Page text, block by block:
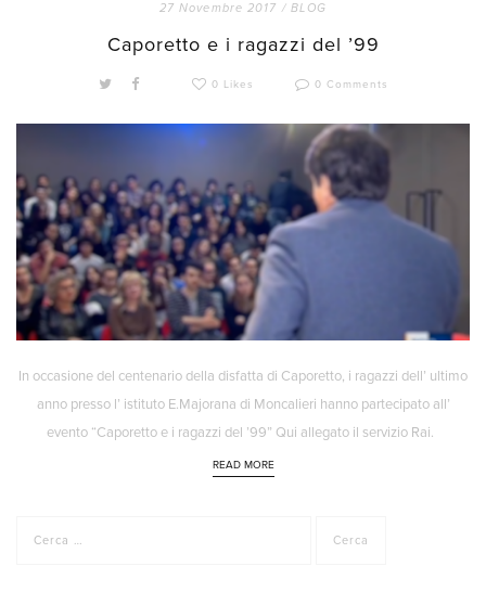
27 Novembre 2017 / BLOG
Caporetto e i ragazzi del ’99
0 Likes 0 Comments
In occasione del centenario della disfatta di Caporetto, i ragazzi dell’ ultimo
anno presso l’ istituto E.Majorana di Moncalieri hanno partecipato all’
evento “Caporetto e i ragazzi del ’99” Qui allegato il servizio Rai.
READ MORE
per: